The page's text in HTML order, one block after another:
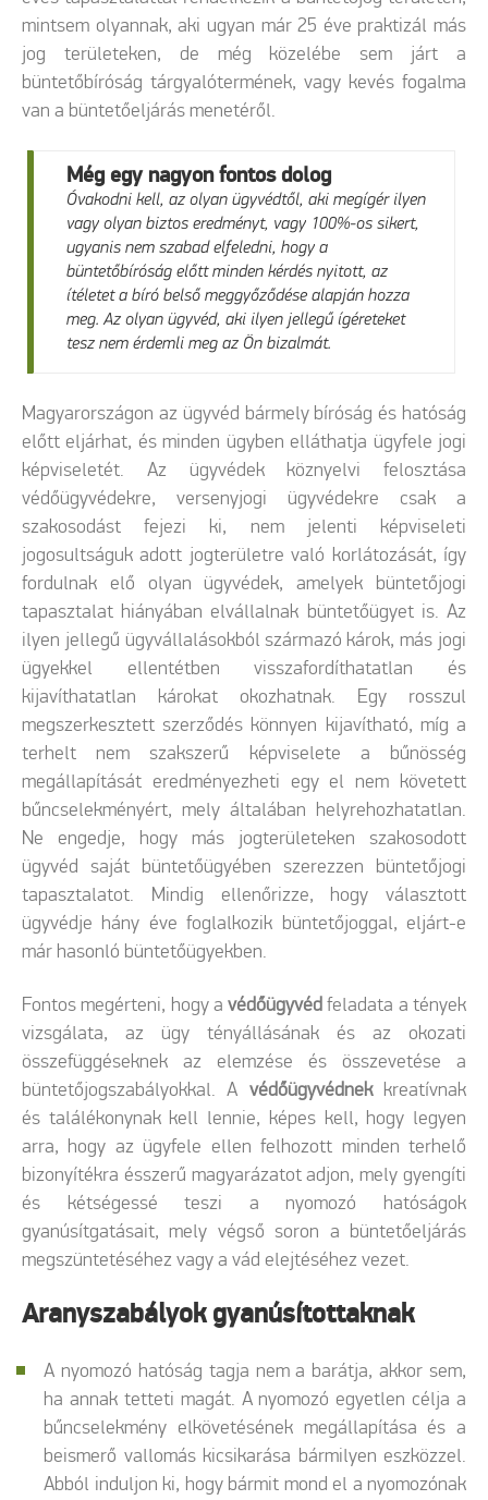
mintsem olyannak, aki ugyan már 25 éve praktizál más
jog területeken, de még közelébe sem járt a
büntetőbíróság tárgyalótermének, vagy kevés fogalma
van a büntetőeljárás menetéről.
Még egy nagyon fontos dolog
Óvakodni kell, az olyan ügyvédtől, aki megígér ilyen
vagy olyan biztos eredményt, vagy 100%-os sikert,
ugyanis nem szabad elfeledni, hogy a
büntetőbíróság előtt minden kérdés nyitott, az
ítéletet a bíró belső meggyőződése alapján hozza
meg. Az olyan ügyvéd, aki ilyen jellegű ígéreteket
tesz nem érdemli meg az Ön bizalmát.
Magyarországon az ügyvéd bármely bíróság és hatóság
előtt eljárhat, és minden ügyben elláthatja ügyfele jogi
képviseletét. Az ügyvédek köznyelvi felosztása
védőügyvédekre, versenyjogi ügyvédekre csak a
szakosodást fejezi ki, nem jelenti képviseleti
jogosultságuk adott jogterületre való korlátozását, így
fordulnak elő olyan ügyvédek, amelyek büntetőjogi
tapasztalat hiányában elvállalnak büntetőügyet is. Az
ilyen jellegű ügyvállalásokból származó károk, más jogi
ügyekkel ellentétben visszafordíthatatlan és
kijavíthatatlan károkat okozhatnak. Egy rosszul
megszerkesztett szerződés könnyen kijavítható, míg a
terhelt nem szakszerű képviselete a bűnösség
megállapítását eredményezheti egy el nem követett
bűncselekményért, mely általában helyrehozhatatlan.
Ne engedje, hogy más jogterületeken szakosodott
ügyvéd saját büntetőügyében szerezzen büntetőjogi
tapasztalatot. Mindig ellenőrizze, hogy választott
ügyvédje hány éve foglalkozik büntetőjoggal, eljárt-e
már hasonló büntetőügyekben.
Fontos megérteni, hogy avédőügyvédfeladata a tények
vizsgálata, az ügy tényállásának és az okozati
összefüggéseknek az elemzése és összevetése a
büntetőjogszabályokkal. A védőügyvédnekkreatívnak
és találékonynak kell lennie, képes kell, hogy legyen
arra, hogy az ügyfele ellen felhozott minden terhelő
bizonyítékra ésszerű magyarázatot adjon, mely gyengíti
és kétségessé teszi a nyomozó hatóságok
gyanúsítgatásait, mely végső soron a büntetőeljárás
megszüntetéséhez vagy a vád elejtéséhez vezet.
Aranyszabályok gyanúsítottaknak
A nyomozó hatóság tagja nem a barátja, akkor sem,
ha annak tetteti magát. A nyomozó egyetlen célja a
bűncselekmény elkövetésének megállapítása és a
beismerő vallomás kicsikarása bármilyen eszközzel.
Abból induljon ki, hogy bármit mond el a nyomozónak